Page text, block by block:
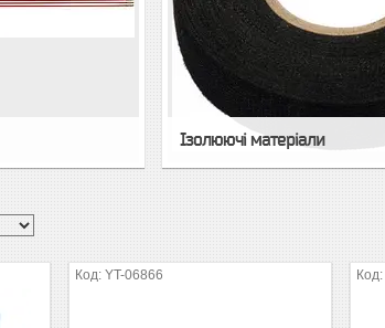
Ізолюючі матеріали
YT-06866